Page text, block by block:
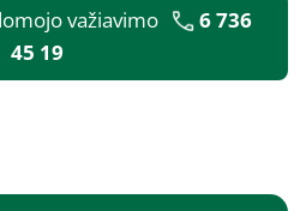
važiavimo
6 736
45 19